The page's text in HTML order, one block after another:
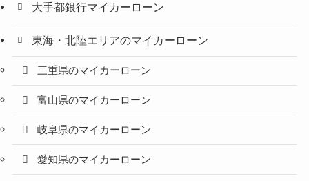
大手都銀行マイカーローン
東海・北陸エリアのマイカーローン
三重県のマイカーローン
富山県のマイカーローン
岐阜県のマイカーローン
愛知県のマイカーローン